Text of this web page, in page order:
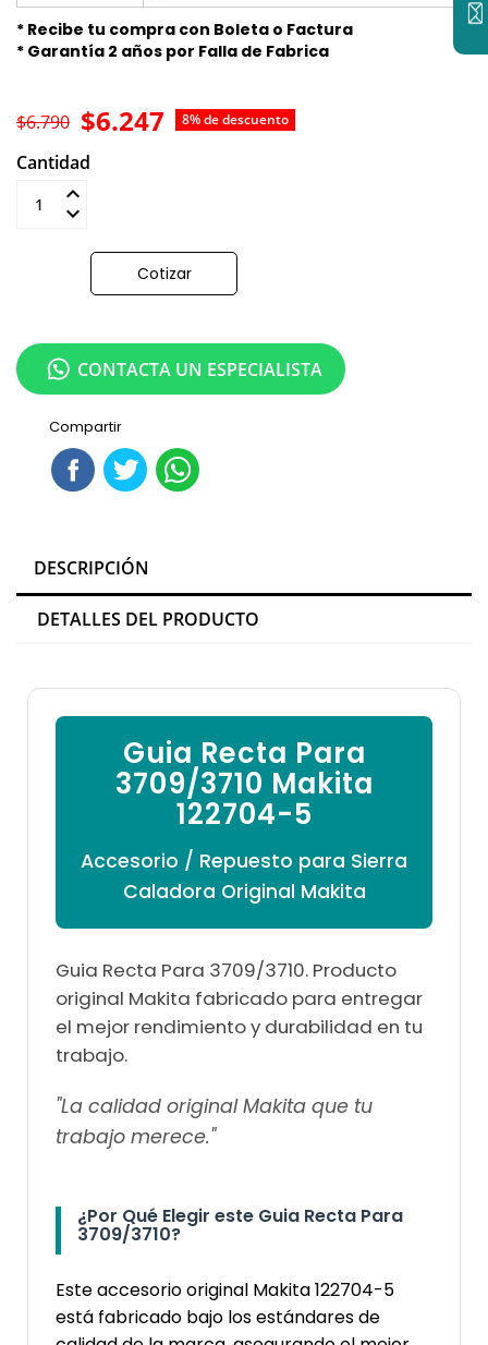
* Recibe tu compra con Boleta o Factura
* Garantía 2 años por Falla de Fabrica
$6.247 8% de descuento
$6.790
Cantidad
Cotizar
Compartir
CONTACTA UN ESPECIALISTA
DESCRIPCIÓN
DETALLES DEL PRODUCTO
Guia Recta Para
3709/3710 Makita
122704-5
Accesorio / Repuesto para Sierra
Caladora Original Makita
Guia Recta Para 3709/3710. Producto
original Makita fabricado para entregar
el mejor rendimiento y durabilidad en tu
trabajo.
"La calidad original Makita que tu
trabajo merece."
¿Por Qué Elegir este Guia Recta Para
3709/3710?
Este accesorio original Makita 122704-5
está fabricado bajo los estándares de